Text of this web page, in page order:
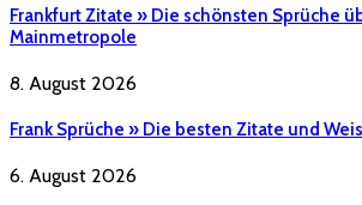
Frankfurt Zitate » Die schönsten Sprüche
Mainmetropole
8. August 2026
Frank Sprüche » Die besten Zitate und
6. August 2026